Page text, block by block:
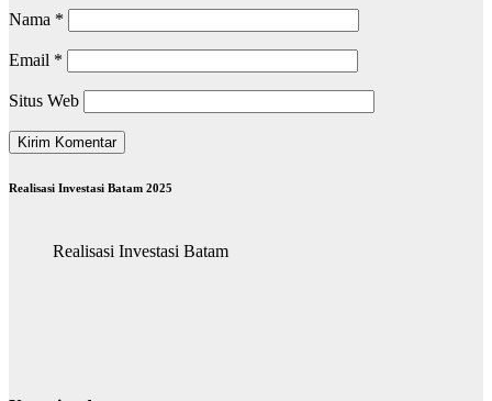
Nama *
Email *
Situs Web
Realisasi Investasi Batam 2025
Realisasi Investasi Batam